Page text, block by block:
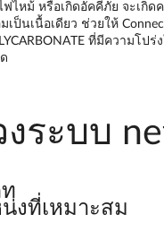
ไหม้ หรือเกิดอัคคีภัย จะเกิด
เป็นเนื้อเดียว ช่วยให้
ที่มีความโ
ระบบ
งที่เหมาะสม